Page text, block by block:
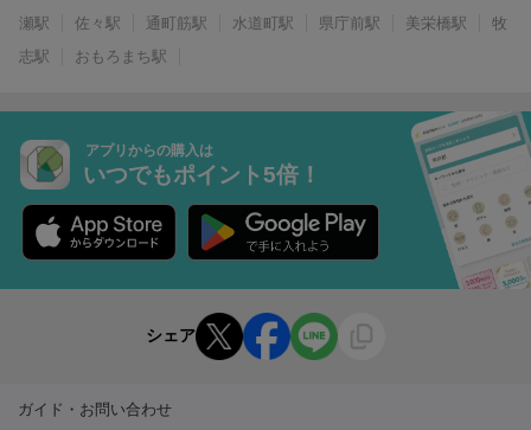
瀬駅
佐々駅 通町筋駅 水道町駅 県庁前駅 美栄橋駅
牧
志駅
おもろまち駅
アプリからの購入は
いつでもポイント5倍！
シェア
ガイド・お問い合わせ